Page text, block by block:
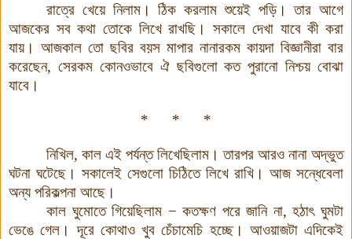
রাত্রে খেয়ে নিলাম। ঠিক করলাম শুয়েই পড়ি। তার আগে
আজকের সব কথা তোকে লিখে রাখছি। সকালে দেখা যাবে কী করা
যায়। আজকাল তো ছবির বয়স মাপার নানারকম কায়দা বিজ্ঞানীরা বার
করেছেন, সেরকম কোনওভাবে ঐ ছবিগুলো কত পুরানো নিশ্চয় বোঝা
যাবে।
* * *
নিখিল, কাল এই পর্যন্ত লিখেছিলাম। তারপর আরও নানা অদ্ভুত
ঘটনা ঘটেছে। সকালেই সেগুলো চিঠিতে লিখে রাখি। আজ সন্ধেবেলা
অন্য পরিকল্পনা আছে।
কাল ঘুমোতে গিয়েছিলাম − কতক্ষণ পরে জানি না, হঠাৎ ঘুমটা
ভেঙে গেল। দূরে কোথাও খুব চেঁচামেচি হচ্ছে। আওয়াজটা এদিকেই